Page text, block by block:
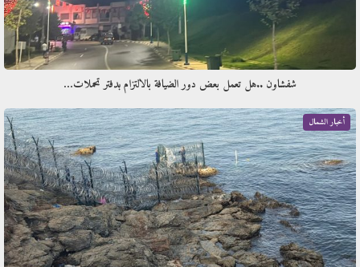
شفشاون ..هل تعمل بعض دور الضيافة بالالتزام بدفتر تحملات…
أخبار الشمال